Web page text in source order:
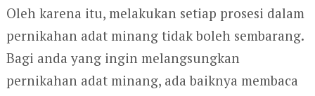
Oleh karena itu, melakukan setiap prosesi dalam
pernikahan adat minang tidak boleh sembarang.
Bagi anda yang ingin melangsungkan
pernikahan adat minang, ada baiknya membaca